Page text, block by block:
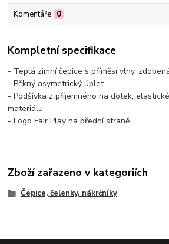
Komentáře 0
Kompletní specifikace
- Teplá zimní čepice s příměsí vlny,
- Pěkný asymetrický úplet
- Podšívka z příjemného na dotek,
materiálu
- Logo Fair Play na přední straně
Zboží zařazeno v kategoriích
Čepice, čelenky, nákrčníky